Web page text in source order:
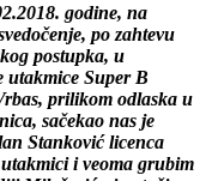
godine, na
po zahtevu
postupka, u
utakmice Super B
prilikom odlaska u
sačekao nas je
Stanković licenca
i veoma grubim